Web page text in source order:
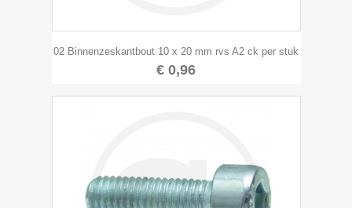
02 Binnenzeskantbout 10 x 20 mm rvs A2 ck per stuk
€ 0,96